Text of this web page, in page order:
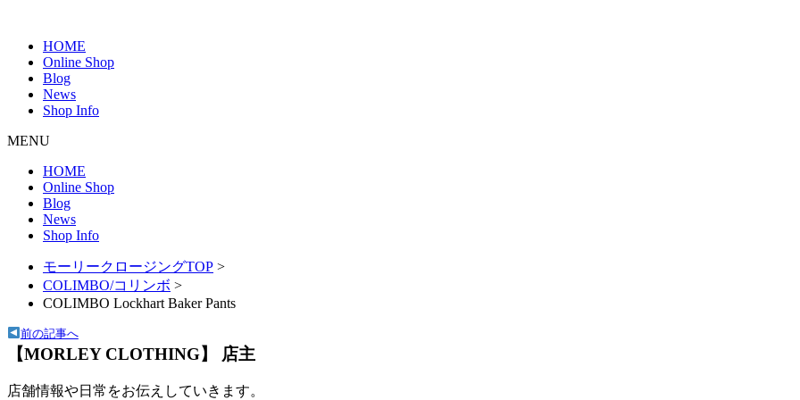
HOME
Online Shop
Blog
News
Shop Info
MENU
HOME
Online Shop
Blog
News
Shop Info
モーリークロージングTOP >
COLIMBO/コリンボ >
COLIMBO Lockhart Baker Pants
前の記事へ
【MORLEY CLOTHING】 店主
店舗情報や日常をお伝えしていきます。